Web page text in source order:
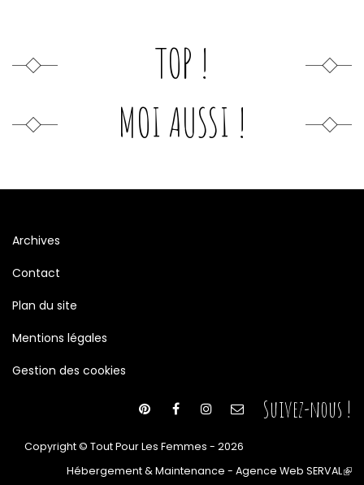
TOP !
MOI AUSSI !
Archives
Contact
Plan du site
Mentions légales
Gestion des cookies
Suivez-nous !
Copyright © Tout Pour Les Femmes - 2026
Hébergement & Maintenance - Agence Web SERVAL(le